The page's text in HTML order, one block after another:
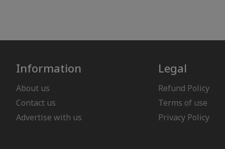
Information
About us
Contact us
Advertise with us
Legal
Refund Policy
Terms of use
Privacy Policy